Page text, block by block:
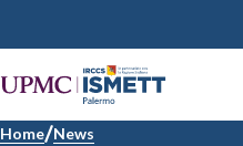
Home News